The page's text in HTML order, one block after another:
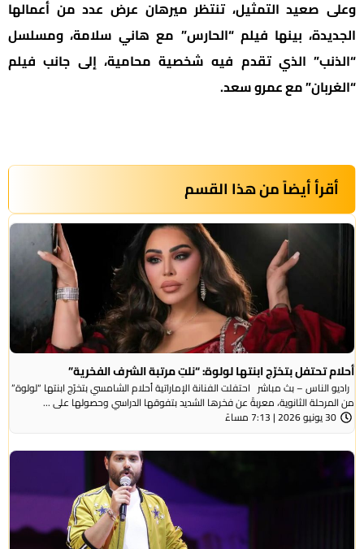
وعلى صعيد التمثيل، تنتظر ميرهان عرض عدد من أعمالها
الجديدة، بينها فيلم “الحارس” مع هاني سلامة، ومسلسل
“الذنب” الذي تقدم فيه شخصية محامية، إلى جانب فيلم
“الغربان” مع عمرو سعد.
أقرأ أيضاً من هذا القسم
أحلام تحتفل بتخرّج ابنتها لولوة: “نلتِ مرتبة الشرف الفخرية”
راديو الناس – بث مباشر احتفلت الفنانة الإماراتية أحلام الشامسي بتخرّج ابنتها “لولوة”
من المرحلة الثانوية، معربةً عن فخرها الشديد بتفوقها الدراسي وحصولها على ...
30 يونيو 2026 | 7:13 مساءً